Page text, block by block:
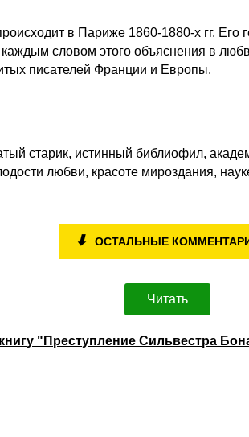
в Париже 1860-1880-х гг.
словом этого объяснения в
писателей Франции и Европы.
старик, истинный библиофил,
любви, красоте мироздания,
⬇ ОСТАЛЬНЫЕ
Читать
"Преступление Сильвестра